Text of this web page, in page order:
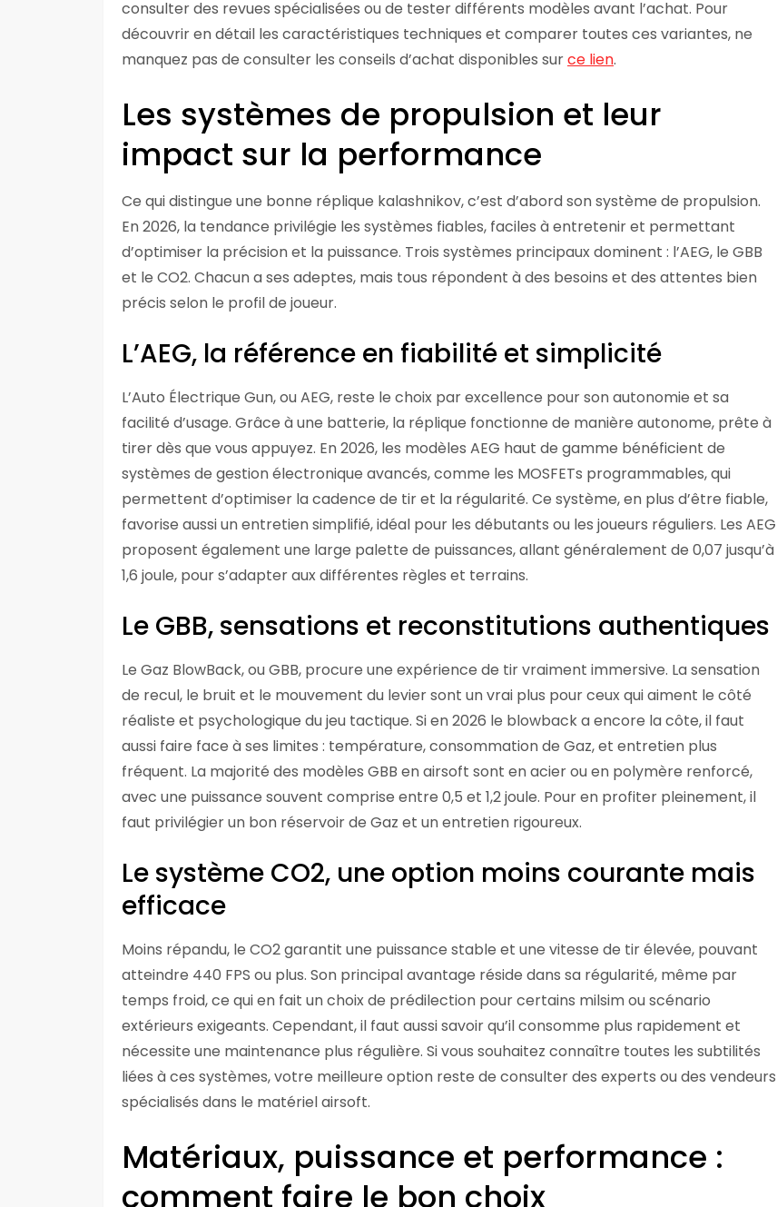
consulter des revues spécialisées ou de tester différents modèles avant l’achat. Pour
découvrir en détail les caractéristiques techniques et comparer toutes ces variantes, ne
manquez pas de consulter les conseils d’achat disponibles surce lien.
Les systèmes de propulsion et leur
impact sur la performance
Ce qui distingue une bonne réplique kalashnikov, c’est d’abord son système de propulsion.
En 2026, la tendance privilégie les systèmes fiables, faciles à entretenir et permettant
d’optimiser la précision et la puissance. Trois systèmes principaux dominent : l’AEG, le GBB
et le CO2. Chacun a ses adeptes, mais tous répondent à des besoins et des attentes bien
précis selon le profil de joueur.
L’AEG, la référence en fiabilité et simplicité
L’Auto Électrique Gun, ou AEG, reste le choix par excellence pour son autonomie et sa
facilité d’usage. Grâce à une batterie, la réplique fonctionne de manière autonome, prête à
tirer dès que vous appuyez. En 2026, les modèles AEG haut de gamme bénéficient de
systèmes de gestion électronique avancés, comme les MOSFETs programmables, qui
permettent d’optimiser la cadence de tir et la régularité. Ce système, en plus d’être fiable,
favorise aussi un entretien simplifié, idéal pour les débutants ou les joueurs réguliers. Les AEG
proposent également une large palette de puissances, allant généralement de 0,07 jusqu’à
1,6 joule, pour s’adapter aux différentes règles et terrains.
Le GBB, sensations et reconstitutions authentiques
Le Gaz BlowBack, ou GBB, procure une expérience de tir vraiment immersive. La sensation
de recul, le bruit et le mouvement du levier sont un vrai plus pour ceux qui aiment le côté
réaliste et psychologique du jeu tactique. Si en 2026 le blowback a encore la côte, il faut
aussi faire face à ses limites : température, consommation de Gaz, et entretien plus
fréquent. La majorité des modèles GBB en airsoft sont en acier ou en polymère renforcé,
avec une puissance souvent comprise entre 0,5 et 1,2 joule. Pour en profiter pleinement, il
faut privilégier un bon réservoir de Gaz et un entretien rigoureux.
Le système CO2, une option moins courante mais
efficace
Moins répandu, le CO2 garantit une puissance stable et une vitesse de tir élevée, pouvant
atteindre 440 FPS ou plus. Son principal avantage réside dans sa régularité, même par
temps froid, ce qui en fait un choix de prédilection pour certains milsim ou scénario
extérieurs exigeants. Cependant, il faut aussi savoir qu’il consomme plus rapidement et
nécessite une maintenance plus régulière. Si vous souhaitez connaître toutes les subtilités
liées à ces systèmes, votre meilleure option reste de consulter des experts ou des vendeurs
spécialisés dans le matériel airsoft.
Matériaux, puissance et performance :
comment faire le bon choix